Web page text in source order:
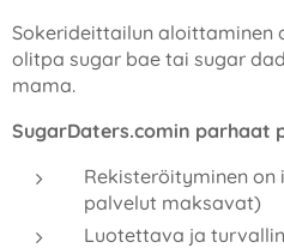
Sokerideittailun aloittaminen
olitpa sugar bae tai sugar
mama.
SugarDaters.comin parhaat
Rekisteröityminen
palvelut maksavat)
Luotettava ja